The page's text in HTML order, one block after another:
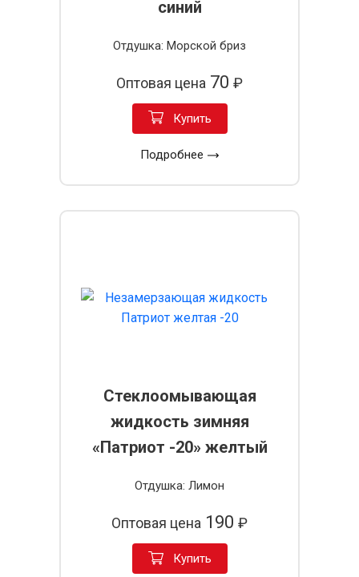
синий
Отдушка: Морской бриз
Оптовая цена 70 ₽
Купить
Подробнее
Стеклоомывающая
жидкость зимняя
«Патриот -20» желтый
Отдушка: Лимон
Оптовая цена 190 ₽
Купить